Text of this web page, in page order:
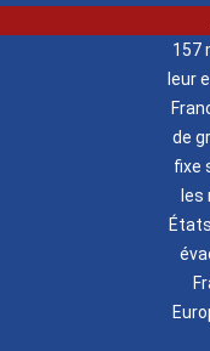
157
leur
de
fixe